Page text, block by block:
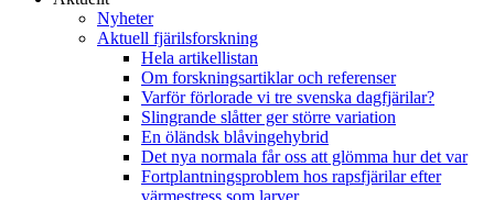
Nyheter
Aktuell fjärilsforskning
Hela artikellistan
Om forskningsartiklar och referenser
Varför förlorade vi tre svenska dagfjärilar?
Slingrande slåtter ger större variation
En öländsk blåvingehybrid
Det nya normala får oss att glömma hur det var
Fortplantningsproblem hos rapsfjärilar efter
värmestress som larver